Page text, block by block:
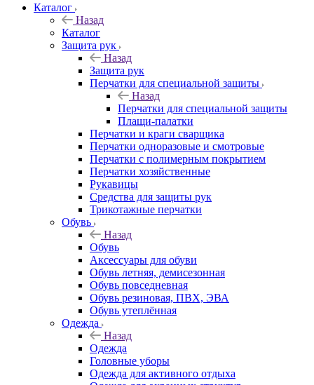
Каталог
Назад
Каталог
Защита рук
Назад
Защита рук
Перчатки для специальной защиты
Назад
Перчатки для специальной защиты
Плащи-палатки
Перчатки и краги сварщика
Перчатки одноразовые и смотровые
Перчатки с полимерным покрытием
Перчатки хозяйственные
Рукавицы
Средства для защиты рук
Трикотажные перчатки
Обувь
Назад
Обувь
Аксессуары для обуви
Обувь летняя, демисезонная
Обувь повседневная
Обувь резиновая, ПВХ, ЭВА
Обувь утеплённая
Одежда
Назад
Одежда
Головные уборы
Одежда для активного отдыха